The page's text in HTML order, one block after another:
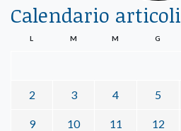
Calendario articoli
L M M G
2 3 4 5
9 10 11 12